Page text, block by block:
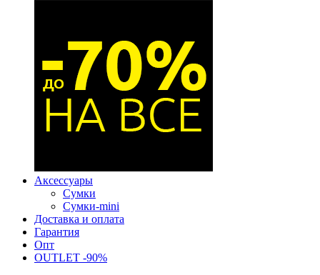
Аксессуары
Сумки
Сумки-mini
Доставка и оплата
Гарантия
Опт
OUTLET -90%